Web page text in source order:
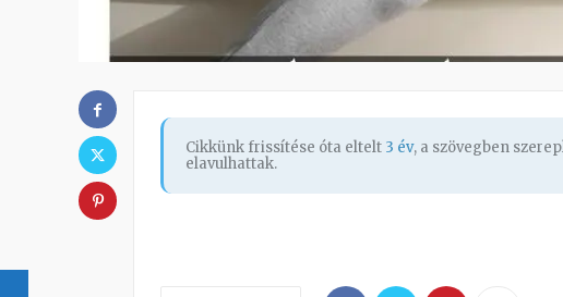
Cikkünk frissítése óta eltelt 3 év, a szövegben
elavulhattak.